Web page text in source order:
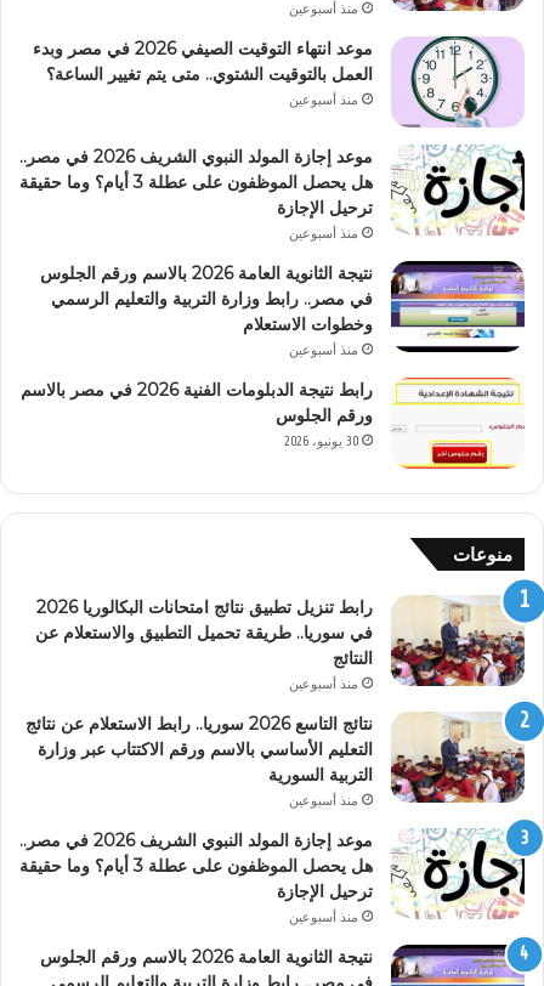
منذ أسبوعين
موعد انتهاء التوقيت الصيفي 2026 في مصر وبدء
العمل بالتوقيت الشتوي.. متى يتم تغيير الساعة؟
منذ أسبوعين
موعد إجازة المولد النبوي الشريف 2026 في مصر..
هل يحصل الموظفون على عطلة 3 أيام؟ وما حقيقة
ترحيل الإجازة
منذ أسبوعين
نتيجة الثانوية العامة 2026 بالاسم ورقم الجلوس
في مصر.. رابط وزارة التربية والتعليم الرسمي
وخطوات الاستعلام
منذ أسبوعين
رابط نتيجة الدبلومات الفنية 2026 في مصر بالاسم
ورقم الجلوس
30 يونيو، 2026
منوعات
رابط تنزيل تطبيق نتائج امتحانات البكالوريا 2026
في سوريا.. طريقة تحميل التطبيق والاستعلام عن
النتائج
منذ أسبوعين
نتائج التاسع 2026 سوريا.. رابط الاستعلام عن نتائج
التعليم الأساسي بالاسم ورقم الاكتتاب عبر وزارة
التربية السورية
منذ أسبوعين
موعد إجازة المولد النبوي الشريف 2026 في مصر..
هل يحصل الموظفون على عطلة 3 أيام؟ وما حقيقة
ترحيل الإجازة
منذ أسبوعين
نتيجة الثانوية العامة 2026 بالاسم ورقم الجلوس